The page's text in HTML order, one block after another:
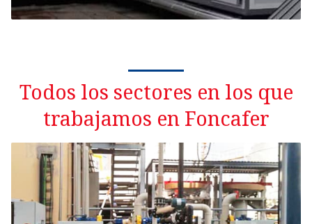
Todos los sectores en los que
trabajamos en Foncafer